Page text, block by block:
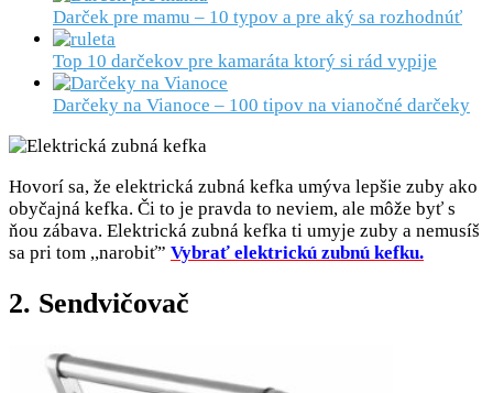
Darček pre mamu – 10 typov a pre aký sa rozhodnúť
Top 10 darčekov pre kamaráta ktorý si rád vypije
Darčeky na Vianoce – 100 tipov na vianočné darčeky
Hovorí sa, že elektrická zubná kefka umýva lepšie zuby ako
obyčajná kefka. Či to je pravda to neviem, ale môže byť s
ňou zábava. Elektrická zubná kefka ti umyje zuby a nemusíš
sa pri tom ,,narobiť” Vybrať elektrickú zubnú kefku.
2. Sendvičovač